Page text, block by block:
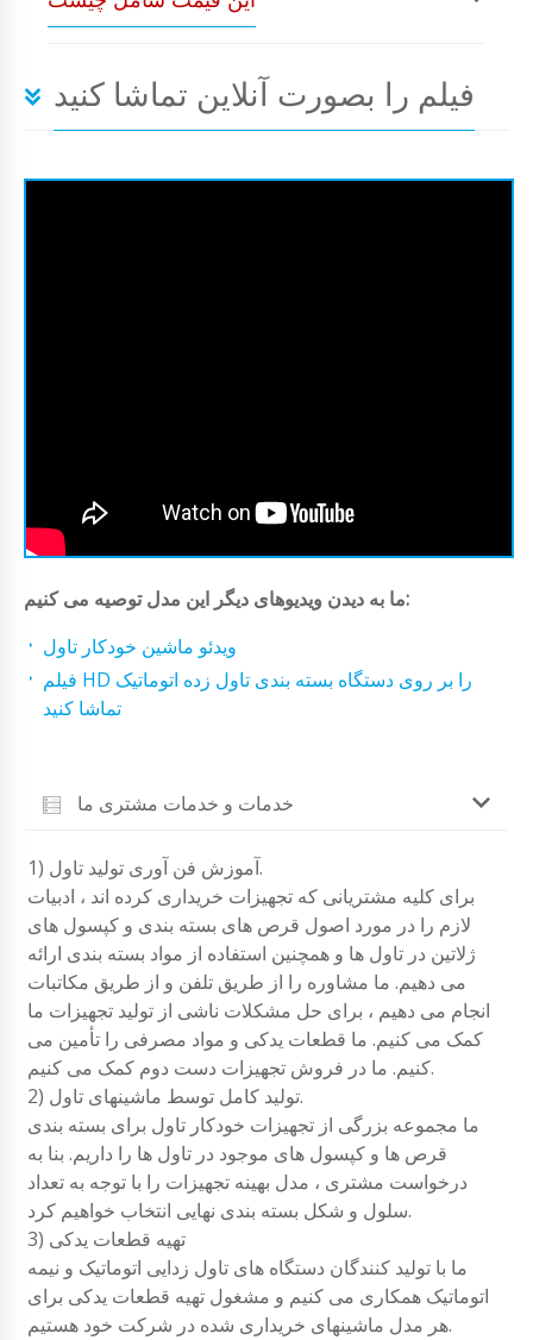
فیلم را بصورت آنلاین تماشا کنید
ما به دیدن ویدیوهای دیگر این مدل توصیه می کنیم:
ویدئو ماشین خودکار تاول
فیلم HD را بر روی دستگاه بسته بندی تاول زده اتوماتیک
تماشا کنید
خدمات و خدمات مشتری ما
1) آموزش فن آوری تولید تاول.
برای کلیه مشتریانی که تجهیزات خریداری کرده اند ، ادبیات
لازم را در مورد اصول قرص های بسته بندی و کپسول های
ژلاتین در تاول ها و همچنین استفاده از مواد بسته بندی ارائه
می دهیم. ما مشاوره را از طریق تلفن و از طریق مکاتبات
انجام می دهیم ، برای حل مشکلات ناشی از تولید تجهیزات ما
کمک می کنیم. ما قطعات یدکی و مواد مصرفی را تأمین می
کنیم. ما در فروش تجهیزات دست دوم کمک می کنیم.
2) تولید کامل توسط ماشینهای تاول.
ما مجموعه بزرگی از تجهیزات خودکار تاول برای بسته بندی
قرص ها و کپسول های موجود در تاول ها را داریم. بنا به
درخواست مشتری ، مدل بهینه تجهیزات را با توجه به تعداد
سلول و شکل بسته بندی نهایی انتخاب خواهیم کرد.
3) تهیه قطعات یدکی
ما با تولید کنندگان دستگاه های تاول زدایی اتوماتیک و نیمه
اتوماتیک همکاری می کنیم و مشغول تهیه قطعات یدکی برای
هر مدل ماشینهای خریداری شده در شرکت خود هستیم.